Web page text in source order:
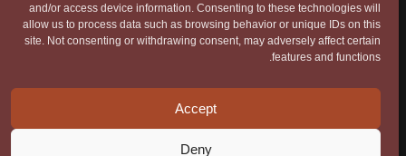
and/or access device information. Consenting to these technologies will
allow us to process data such as browsing behavior or unique IDs on this
site. Not consenting or withdrawing consent, may adversely affect certain
features and functions.
Accept
Deny
כל הפרטים המתבקשים באתר נשלחים ישירות לחברה ואין
בהם אף שימוש מחוצה לה. ה"Cookies" באתר משומשים
אך ורק לשימושיות האתר ולא להעברת פרטים על
לאתר.